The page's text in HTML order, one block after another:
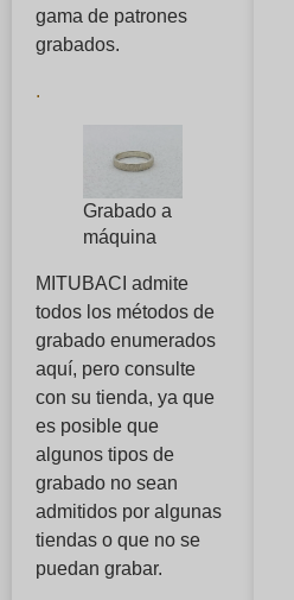
gama de patrones
grabados.
.
Grabado a
máquina
MITUBACI admite
todos los métodos de
grabado enumerados
aquí, pero consulte
con su tienda, ya que
es posible que
algunos tipos de
grabado no sean
admitidos por algunas
tiendas o que no se
puedan grabar.